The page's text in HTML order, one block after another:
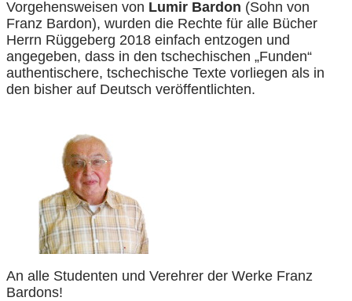
Vorgehensweisen von Lumir Bardon (Sohn von
Franz Bardon), wurden die Rechte für alle Bücher
Herrn Rüggeberg 2018 einfach entzogen und
angegeben, dass in den tschechischen „Funden“
authentischere, tschechische Texte vorliegen als in
den bisher auf Deutsch veröffentlichten.
An alle Studenten und Verehrer der Werke Franz
Bardons!